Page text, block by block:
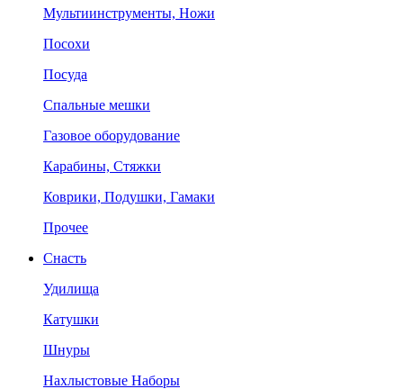
Мультиинструменты, Ножи
Посохи
Посуда
Спальные мешки
Газовое оборудование
Карабины, Стяжки
Коврики, Подушки, Гамаки
Прочее
Снасть
Удилища
Катушки
Шнуры
Нахлыстовые Наборы